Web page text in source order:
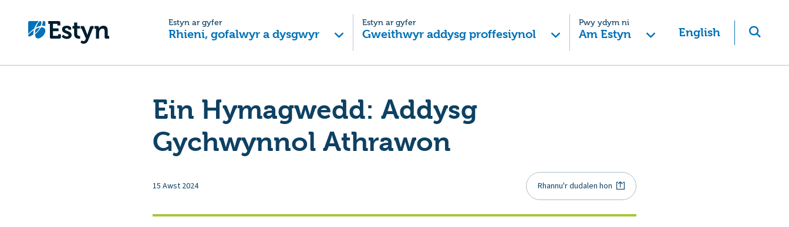
Estyn ar gyfer
Rhieni, gofalwyr a dysgwyr
Estyn ar gyfer
Gweithwyr addysg proffesiynol
Pwy ydym ni
Am Estyn English
Ein Hymagwedd: Addysg
Gychwynnol Athrawon
15 Awst 2024 Rhannu'r dudalen hon